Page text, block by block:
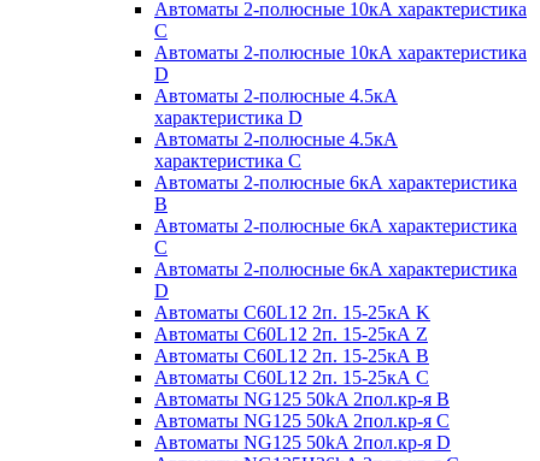
Автоматы 2-полюсные 10кА характеристика
C
Автоматы 2-полюсные 10кА характеристика
D
Автоматы 2-полюсные 4.5кА
характеристика D
Автоматы 2-полюсные 4.5кА
характеристика С
Автоматы 2-полюсные 6кА характеристика
B
Автоматы 2-полюсные 6кА характеристика
C
Автоматы 2-полюсные 6кА характеристика
D
Автоматы C60L12 2п. 15-25кА K
Автоматы C60L12 2п. 15-25кА Z
Автоматы C60L12 2п. 15-25кА B
Автоматы C60L12 2п. 15-25кА C
Автоматы NG125 50kA 2пол.кр-я B
Автоматы NG125 50kA 2пол.кр-я C
Автоматы NG125 50kA 2пол.кр-я D